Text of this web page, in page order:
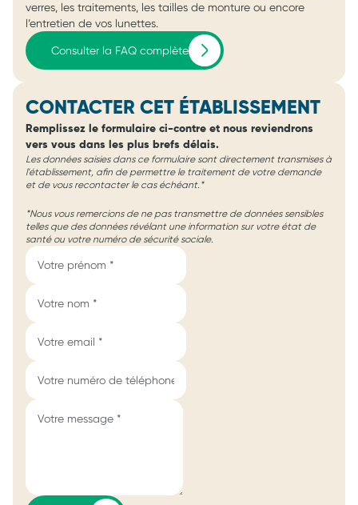
verres, les traitements, les tailles de monture ou encore
l’entretien de vos lunettes.
Consulter la FAQ complète
CONTACTER CET ÉTABLISSEMENT
Remplissez le formulaire ci-contre et nous reviendrons
vers vous dans les plus brefs délais.
Les données saisies dans ce formulaire sont directement transmises à
l'établissement, afin de permettre le traitement de votre demande
et de vous recontacter le cas échéant.*
*Nous vous remercions de ne pas transmettre de données sensibles
telles que des données révélant une information sur votre état de
santé ou votre numéro de sécurité sociale.